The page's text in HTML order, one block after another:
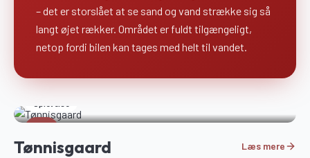
– det er storslået at se sand og vand strække sig så
langt øjet rækker. Området er fuldt tilgængeligt,
netop fordi bilen kan tages med helt til vandet.
Tønnisgaard
Læs mere